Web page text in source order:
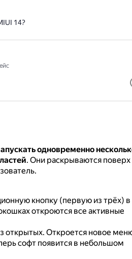
14?
одновременно
. Они раскрываются поверх
кнопку (первую из трёх) в
откроются все активные
открытых. Откроется новое
софт появится в небольшом